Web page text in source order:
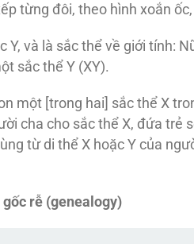
từng đôi, theo hình xoắn
Y, và là sắc thể về giới tính:
sắc thể Y (XY).
một [trong hai] sắc thể X
cha cho sắc thể X, đứa trẻ
từ di thể X hoặc Y của
rễ (genealogy)